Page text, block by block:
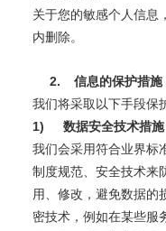
关于您的敏感个人信息
内删除。
2.
信息的保护措施
我们将采取以下手段保
1)
数据安全技术措施
我们会采用符合业界标
制度规范、安全技术来
用、修改，避免数据的
密技术，例如在某些服